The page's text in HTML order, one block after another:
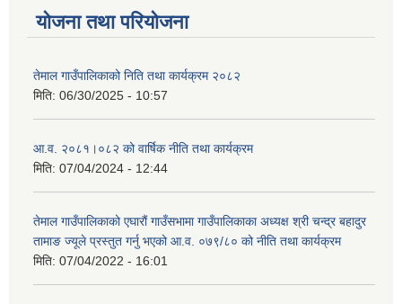
योजना तथा परियोजना
तेमाल गाउँपालिकाको निति तथा कार्यक्रम २०८२
मिति: 06/30/2025 - 10:57
आ.व. २०८१।०८२ को वार्षिक नीति तथा कार्यक्रम
मिति: 07/04/2024 - 12:44
तेमाल गाउँपालिकाको एघारौं गाउँसभामा गाउँपालिकाका अध्यक्ष श्री चन्द्र बहादुर
तामाङ ज्यूले प्रस्तुत गर्नु भएको आ.व. ०७९/८० को नीति तथा कार्यक्रम
मिति: 07/04/2022 - 16:01